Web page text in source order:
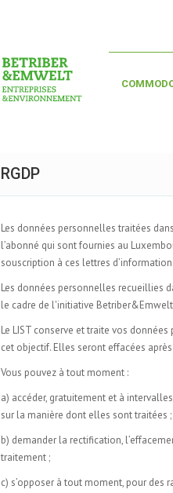
RGDP
Les données personnelles traitées
l’abonné qui sont fournies au
souscription à ces lettres d’information.
Les données personnelles recueillies
le cadre de l'initiative
Le LIST conserve et traite vos
cet objectif. Elles seront effacées
Vous pouvez à tout moment :
a) accéder, gratuitement et à
sur la manière dont elles sont traitées ;
b) demander la rectification,
traitement ;
c) s’opposer à tout moment, pour